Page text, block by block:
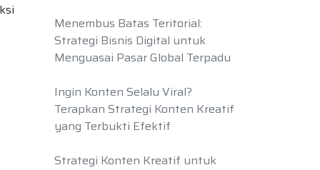
Menembus Batas Teritorial:
Strategi Bisnis Digital untuk
Menguasai Pasar Global Terpadu
Ingin Konten Selalu Viral?
Terapkan Strategi Konten Kreatif
yang Terbukti Efektif
Strategi Konten Kreatif untuk